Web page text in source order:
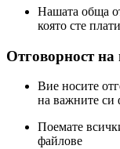
Нашата обща
която сте
Отговорност на
Вие носите
на важните си
Поемате
файлове